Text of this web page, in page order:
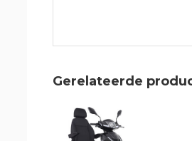
tevreden
iedereen
Gerelateerde